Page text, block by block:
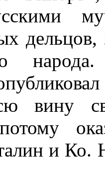
дельцов,
вину
и Ко.